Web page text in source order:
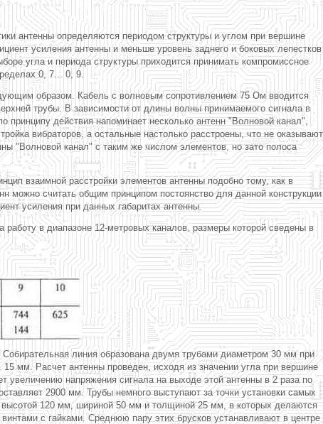
антенны определяются периодом структуры и углом при вершине
усиления антенны и меньше уровень заднего и боковых лепестков
угла и периода структуры приходится принимать компромиссное
0, 7... 0, 9.
образом. Кабель с волновым сопротивлением 75 Ом вводится
трубы. В зависимости от длины волны принимаемого сигнала в
действия напоминает несколько антенн "Волновой канал",
вибраторов, а остальные настолько расстроены, что не оказывают
"Волновой канал" с таким же числом элементов, но зато полоса
взаимной расстройки элементов антенны подобно тому, как в
можно считать общим принципом постоянство для данной конструкции
усиления при данных габаритах антенны.
в диапазоне 12-метровых каналов, размеры которой сведены в
линия образована двумя трубами диаметром 30 мм при
мм. Расчет антенны проведен, исходя из значении угла при вершине
увеличению напряжения сигнала на выходе этой антенны в 2 раза по
2900 мм. Трубы немного выступают за точки установки самых
высотой 120 мм, шириной 50 мм и толщиной 25 мм, в которых делаются
с гайками. Среднюю пару этих брусков устанавливают в центре